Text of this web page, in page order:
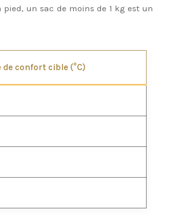
un sac de moins de 1 kg est un
confort cible (°C)